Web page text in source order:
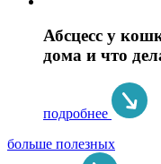
Абсцесс у
дома и что
подробнее
больше полезных